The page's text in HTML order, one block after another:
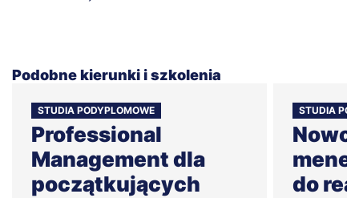
Podobne kierunki i szkolenia
STUDIA PODYPLOMOWE
Professional
Management dla
początkujących
STUDIA
do